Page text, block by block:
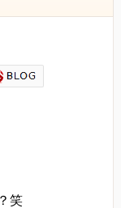
す。当方に
情報を提供
個人情報を
笑